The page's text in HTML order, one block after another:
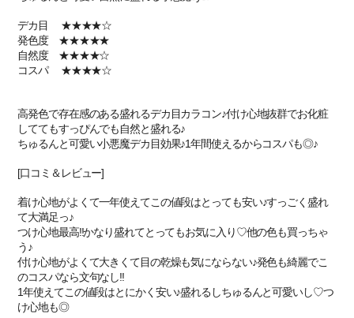
デカ目 ★★★★☆
発色度 ★★★★★
自然度 ★★★★☆
コスパ ★★★★☆
高発色で存在感のある盛れるデカ目カラコン♪付け心地抜群でお化粧
しててもすっぴんでも自然と盛れる♪
ちゅるんと可愛い小悪魔デカ目効果♪1年間使えるからコスパも◎♪
[口コミ＆レビュー]
着け心地がよくて一年使えてこの値段はとっても安い♪すっごく盛れ
て大満足っ♪
つけ心地最高!!かなり盛れてとってもお気に入り♡他の色も買っちゃ
う♪
付け心地がよくて大きくて目の乾燥も気にならない♪発色も綺麗でこ
のコスパなら文句なし!!
1年使えてこの値段はとにかく安い♪盛れるしちゅるんと可愛いし♡つ
け心地も◎